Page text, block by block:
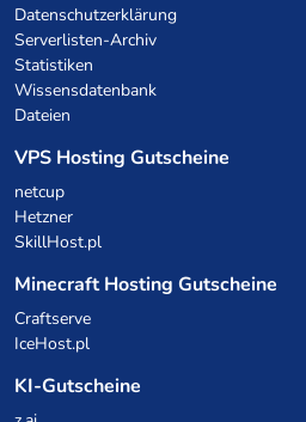
Datenschutzerklärung
Serverlisten-Archiv
Statistiken
Wissensdatenbank
Dateien
VPS Hosting Gutscheine
netcup
Hetzner
SkillHost.pl
Minecraft Hosting Gutscheine
Craftserve
IceHost.pl
KI-Gutscheine